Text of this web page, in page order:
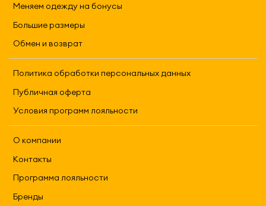
Меняем одежду на бонусы
Большие размеры
Обмен и возврат
Политика обработки персональных данных
Публичная оферта
Условия программ лояльности
О компании
Контакты
Программа лояльности
Бренды